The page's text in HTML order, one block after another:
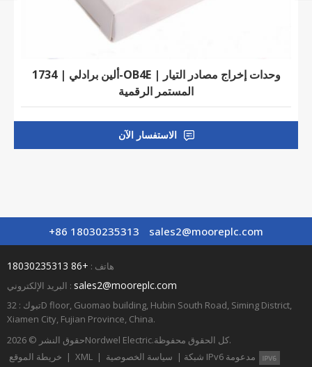
ألين برادلي | 1734-OB4E | وحدات إخراج مصادر التيار
المستمر الرقمية
الاستفسار الآن
+86 18030235313 sales2@mooreplc.com
هاتف : +86 18030235313
البريد الإلكتروني : sales2@mooreplc.com
تبوك : 32D floor, Guomao building, Hubin South Road, Siming District,
Xiamen City, Fujian Province, China.
حقوق النشر © 2026Nordwel Electric.
كل الحقوق محفوظة.
خريطة الموقع | XML | سياسة الخصوصية | شبكة IPv6 مدعومة